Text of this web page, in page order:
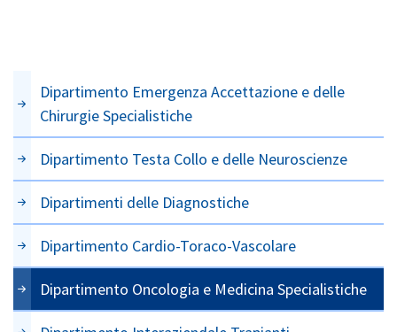
Dipartimento Emergenza Accettazione e delle
Chirurgie Specialistiche
Dipartimento Testa Collo e delle Neuroscienze
Dipartimenti delle Diagnostiche
Dipartimento Cardio-Toraco-Vascolare
Dipartimento Oncologia e Medicina Specialistiche